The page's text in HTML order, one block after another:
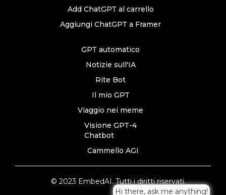
Add ChatGPT al carrello
Aggiungi ChatGPT a Framer
GPT automatico
Notizie sull'IA
Rite Bot
Il mio GPT
Viaggio nei meme
Visione GPT-4
Chatbot
Cammello AGI
© 2023 EmbedAI. Tutti i diritti riservati.
Hi there, ask me anything!